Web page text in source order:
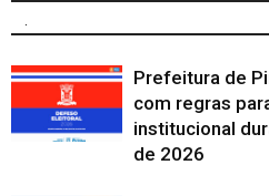
.
Prefeitura de
com regras
institucional
de 2026